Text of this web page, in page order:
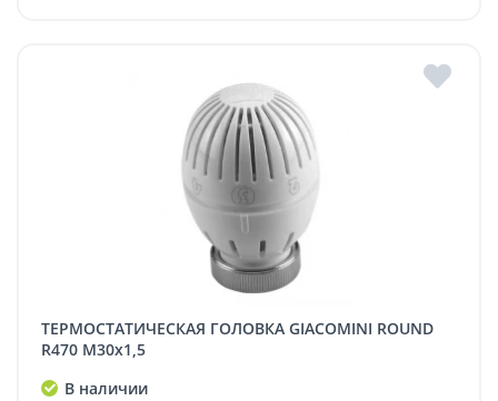
ТЕРМОСТАТИЧЕСКАЯ ГОЛОВКА GIACOMINI ROUND
R470 M30x1,5
В наличии